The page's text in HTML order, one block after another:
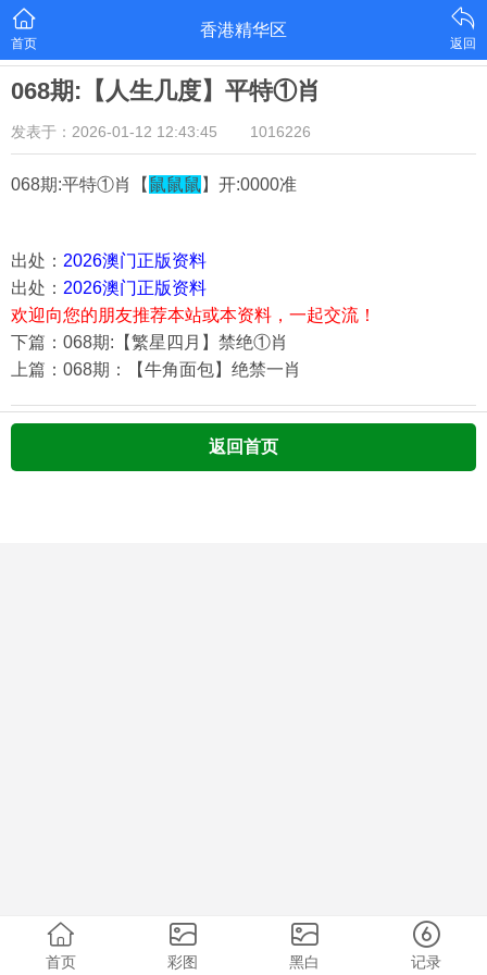
首页
香港精华区
返回
068期:【人生几度】平特①肖
发表于：2026-01-12 12:43:45 1016226
068期:平特①肖【 鼠鼠鼠 】开:0000准
出处： 2026澳门正版资料
出处： 2026澳门正版资料
欢迎向您的朋友推荐本站或本资料，一起交流！
下篇：068期:【繁星四月】禁绝①肖
上篇：068期：【牛角面包】绝禁一肖
返回首页
首页 彩图 黑白 记录